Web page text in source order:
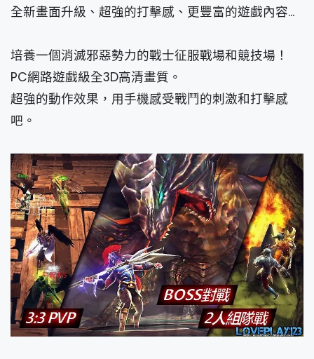
全新畫面升級、超強的打擊感、更豐富的遊戲內容...
培養一個消滅邪惡勢力的戰士征服戰場和競技場！
PC網路遊戲級全3D高清畫質。
超強的動作效果，用手機感受戰鬥的刺激和打擊感
吧。